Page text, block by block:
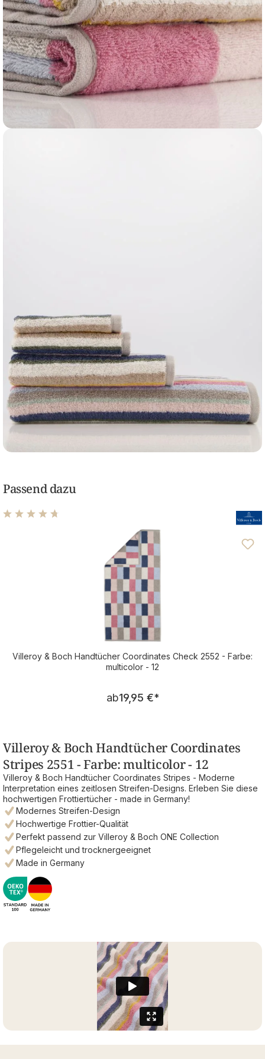
Passend dazu
Durchschnittliche Bewertung von 4.86 von 5 Sternen
Villeroy & Boch Handtücher Coordinates Check 2552 - Farbe:
multicolor - 12
Regulärer Preis:
ab19,95 €*
Villeroy & Boch Handtücher Coordinates
Stripes 2551 - Farbe: multicolor - 12
Villeroy & Boch Handtücher Coordinates Stripes - Moderne
Interpretation eines zeitlosen Streifen-Designs. Erleben Sie diese
hochwertigen Frottiertücher - made in Germany!
Modernes Streifen-Design
Hochwertige Frottier-Qualität
Perfekt passend zur Villeroy & Boch ONE Collection
Pflegeleicht und trocknergeeignet
Made in Germany